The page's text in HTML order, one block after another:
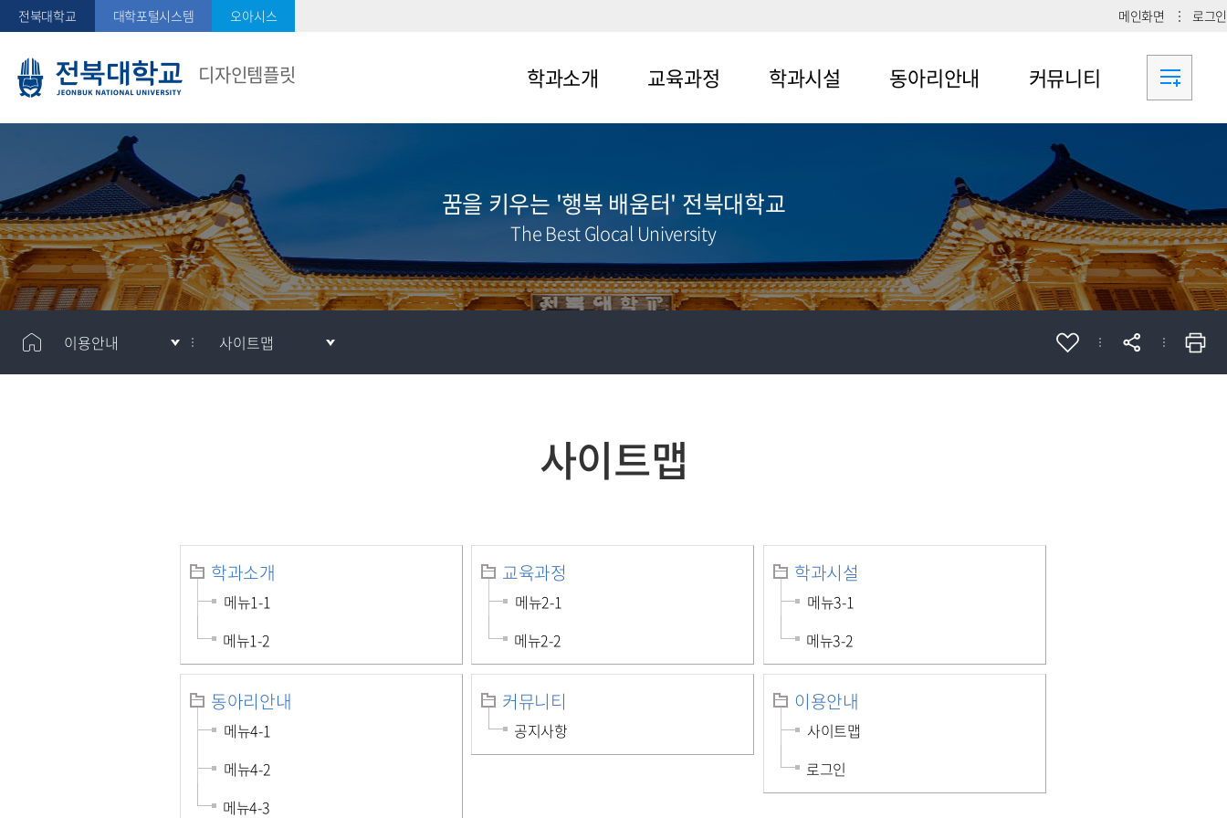
전북대학교 대학포털시스템 오아시스 메인화면 로그인
디자인템플릿 학과소개
메뉴1-2
교육과정
메뉴2-2
학과시설
메뉴3-2
동아리안내 커뮤니티
공지사항
꿈을 키우는 '행복 배움터' 전북대학교
The Best Glocal University
이용안내 사이트맵
사이트맵
학과소개
메뉴1-1
메뉴1-2
교육과정
메뉴2-1
메뉴2-2
학과시설
메뉴3-1
메뉴3-2
동아리안내
메뉴4-1
메뉴4-2
메뉴4-3
커뮤니티
공지사항
이용안내
사이트맵
로그인